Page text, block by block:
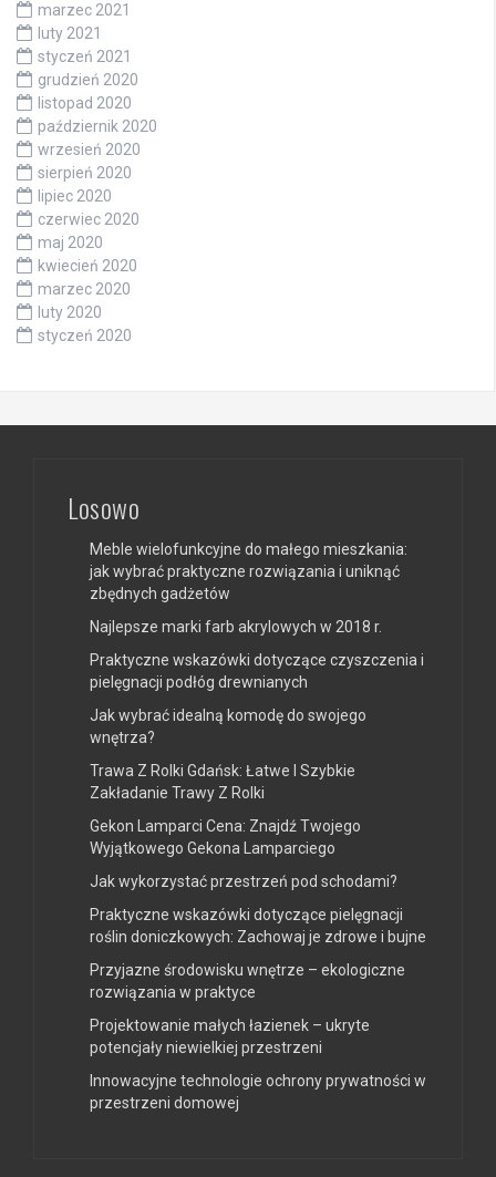
marzec 2021
luty 2021
styczeń 2021
grudzień 2020
listopad 2020
październik 2020
wrzesień 2020
sierpień 2020
lipiec 2020
czerwiec 2020
maj 2020
kwiecień 2020
marzec 2020
luty 2020
styczeń 2020
Losowo
Meble wielofunkcyjne do małego mieszkania:
jak wybrać praktyczne rozwiązania i uniknąć
zbędnych gadżetów
Najlepsze marki farb akrylowych w 2018 r.
Praktyczne wskazówki dotyczące czyszczenia i
pielęgnacji podłóg drewnianych
Jak wybrać idealną komodę do swojego
wnętrza?
Trawa Z Rolki Gdańsk: Łatwe I Szybkie
Zakładanie Trawy Z Rolki
Gekon Lamparci Cena: Znajdź Twojego
Wyjątkowego Gekona Lamparciego
Jak wykorzystać przestrzeń pod schodami?
Praktyczne wskazówki dotyczące pielęgnacji
roślin doniczkowych: Zachowaj je zdrowe i bujne
Przyjazne środowisku wnętrze – ekologiczne
rozwiązania w praktyce
Projektowanie małych łazienek – ukryte
potencjały niewielkiej przestrzeni
Innowacyjne technologie ochrony prywatności w
przestrzeni domowej